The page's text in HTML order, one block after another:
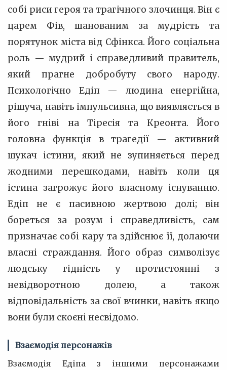
собі риси героя та трагічного злочинця. Він є
царем Фів, шанованим за мудрість та
порятунок міста від Сфінкса. Його соціальна
роль — мудрий і справедливий правитель,
який прагне добробуту свого народу.
Психологічно Едіп — людина енергійна,
рішуча, навіть імпульсивна, що виявляється в
його гніві на Тіресія та Креонта. Його
головна функція в трагедії — активний
шукач істини, який не зупиняється перед
жодними перешкодами, навіть коли ця
істина загрожує його власному існуванню.
Едіп не є пасивною жертвою долі; він
бореться за розум і справедливість, сам
призначає собі кару та здійснює її, долаючи
власні страждання. Його образ символізує
людську гідність у протистоянні з
невідворотною долею, а також
відповідальність за свої вчинки, навіть якщо
вони були скоєні несвідомо.
Взаємодія персонажів
Взаємодія Едіпа з іншими персонажами